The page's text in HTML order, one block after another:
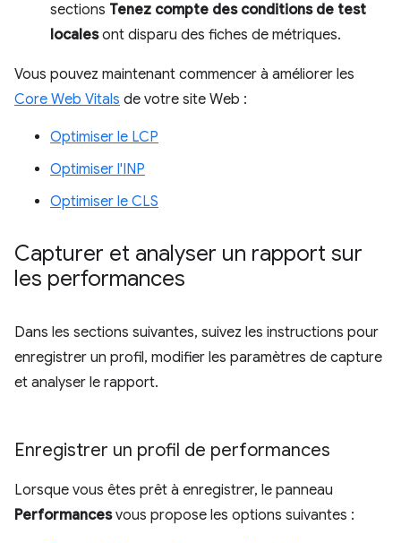
sections Tenez compte des conditions de test
localesont disparu des fiches de métriques.
Vous pouvez maintenant commencer à améliorer les
Core Web Vitals de votre site Web :
Optimiser le LCP
Optimiser l'INP
Optimiser le CLS
Capturer et analyser un rapport sur
les performances
Dans les sections suivantes, suivez les instructions pour
enregistrer un profil, modifier les paramètres de capture
et analyser le rapport.
Enregistrer un profil de performances
Lorsque vous êtes prêt à enregistrer, le panneau
Performancesvous propose les options suivantes :